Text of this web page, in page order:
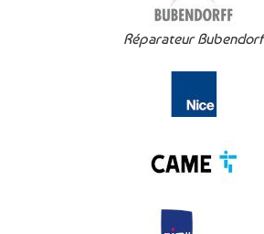
Réparateur Bubendorf